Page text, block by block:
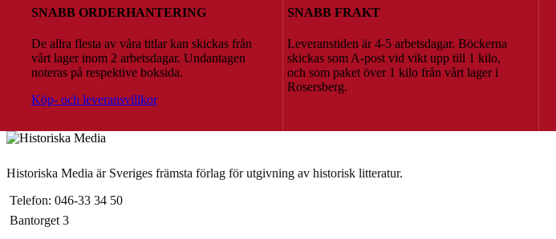
SNABB ORDERHANTERING
De allra flesta av våra titlar kan skickas från
vårt lager inom 2 arbetsdagar. Undantagen
noteras på respektive boksida.
Köp- och leveransvillkor
SNABB FRAKT
Leveranstiden är 4-5 arbetsdagar. Böckerna
skickas som A-post vid vikt upp till 1 kilo,
och som paket över 1 kilo från vårt lager i
Rosersberg.
Historiska Media är Sveriges främsta förlag för utgivning av historisk litteratur.
Telefon: 046-33 34 50
Bantorget 3